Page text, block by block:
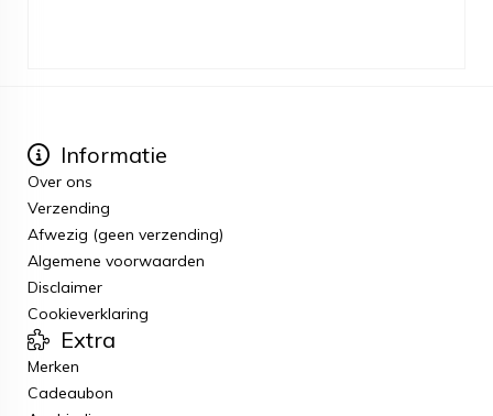
Informatie
Over ons
Verzending
Afwezig (geen verzending)
Algemene voorwaarden
Disclaimer
Cookieverklaring
Extra
Merken
Cadeaubon